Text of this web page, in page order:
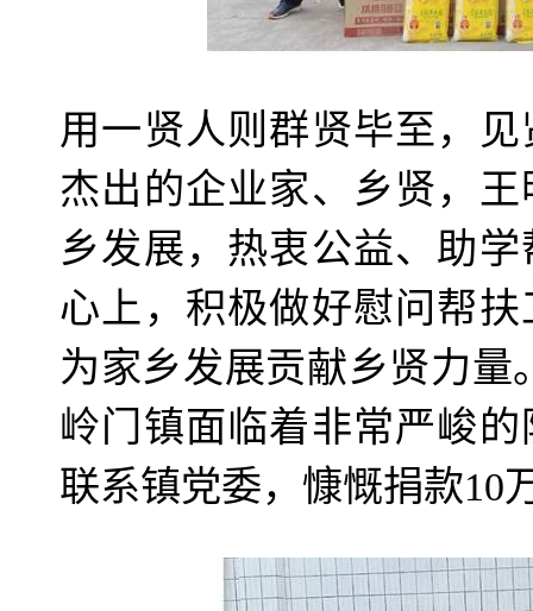
用一贤人则群贤毕至，
杰出的企业家、乡贤，
乡发展，热衷公益、助
心上，积极做好慰问帮
为家乡发展贡献乡贤力量
岭门镇面临着非常严峻
联系镇党委，慷慨捐款10